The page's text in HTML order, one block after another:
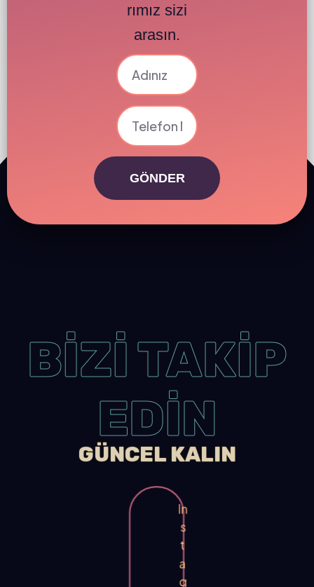
rımız sizi
arasın.
GÖNDER
BİZİ TAKİP
EDİN
GÜNCEL KALIN
In
s
a